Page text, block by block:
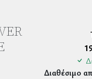
Διαθέσιμο